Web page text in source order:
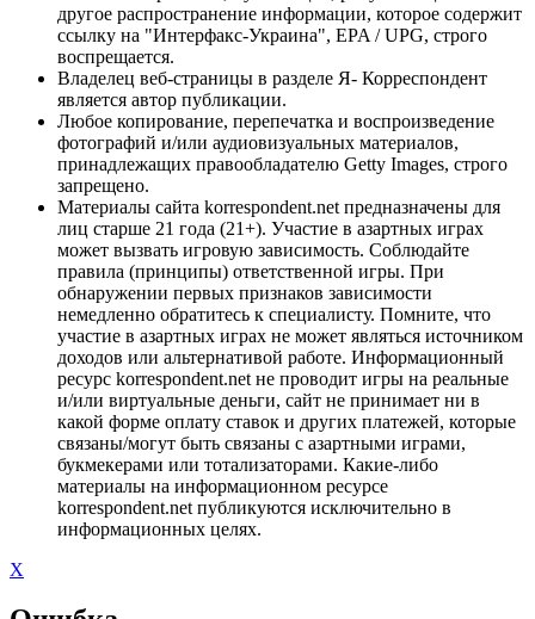
другое распространение информации, которое содержит
ссылку на "Интерфакс-Украина", EPA / UPG, строго
воспрещается.
Владелец веб-страницы в разделе Я- Корреспондент
является автор публикации.
Любое копирование, перепечатка и воспроизведение
фотографий и/или аудиовизуальных материалов,
принадлежащих правообладателю Getty Images, строго
запрещено.
Материалы сайта korrespondent.net предназначены для
лиц старше 21 года (21+). Участие в азартных играх
может вызвать игровую зависимость. Соблюдайте
правила (принципы) ответственной игры. При
обнаружении первых признаков зависимости
немедленно обратитесь к специалисту. Помните, что
участие в азартных играх не может являться источником
доходов или альтернативой работе. Информационный
ресурс korrespondent.net не проводит игры на реальные
и/или виртуальные деньги, сайт не принимает ни в
какой форме оплату ставок и других платежей, которые
связаны/могут быть связаны с азартными играми,
букмекерами или тотализаторами. Какие-либо
материалы на информационном ресурсе
korrespondent.net публикуются исключительно в
информационных целях.
X